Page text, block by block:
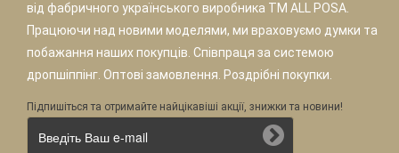
від фабричного українського виробника TM ALL POSA.
Працюючи над новими моделями, ми враховуємо думки та
побажання наших покупців. Співпраця за системою
дропшіппінг. Оптові замовлення. Роздрібні покупки.
Підпишіться та отримайте найцікавіші акції, знижки та новини!